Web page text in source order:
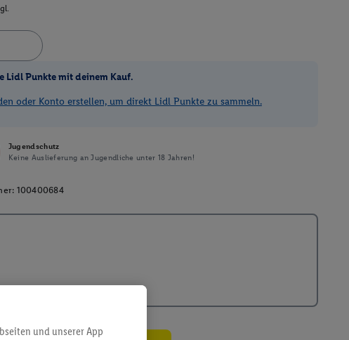
Lidl Punkte mit deinem Kauf.
oder Konto erstellen, um direkt Lidl Punkte zu sammeln.
Jugendschutz
Keine Auslieferung an Jugendliche unter 18 Jahren!
100400684
und unserer App